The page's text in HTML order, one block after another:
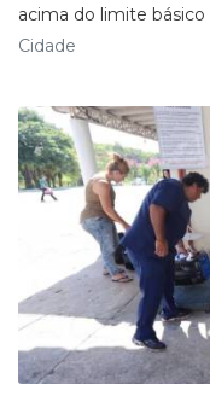
acima do limite básico
Cidade